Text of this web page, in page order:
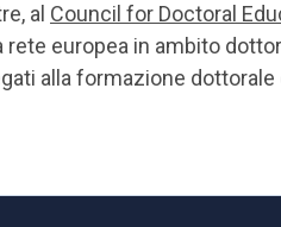
al Council for Doctoral
rete europea in ambito
alla formazione